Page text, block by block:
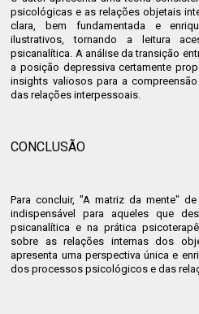
psicológicas e as relações objetais
clara, bem fundamentada e
ilustrativos, tornando a leitura
psicanalítica. A análise da transição
a posição depressiva certamente
insights valiosos para a
das relações interpessoais.
CONCLUSÃO
Para concluir, "A matriz da mente"
indispensável para aqueles que
psicanalítica e na prática
sobre as relações internas dos
apresenta uma perspectiva única e
dos processos psicológicos e das